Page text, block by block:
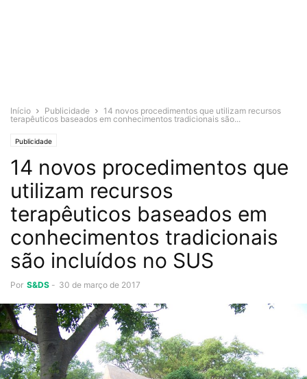
Início Publicidade
14 novos procedimentos que utilizam recursos
terapêuticos baseados em conhecimentos tradicionais são...
Publicidade
14 novos procedimentos que
utilizam recursos
terapêuticos baseados em
conhecimentos tradicionais
são incluídos no SUS
Por S&DS - 30 de março de 2017